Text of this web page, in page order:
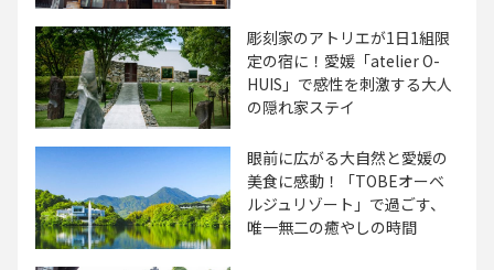
彫刻家のアトリエが1日1組限
定の宿に！愛媛「atelier O-
HUIS」で感性を刺激する大人
の隠れ家ステイ
眼前に広がる大自然と愛媛の
美食に感動！「TOBEオーベ
ルジュリゾート」で過ごす、
唯一無二の癒やしの時間